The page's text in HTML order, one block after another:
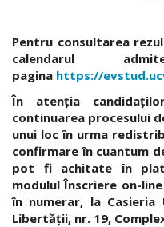
Pentru consultarea
calendarul
pagina https://
În atenția
continuarea procesului
unui loc în urma
confirmare în cuantum
pot fi achitate în
modulul Înscriere on-
în numerar, la
Libertății, nr. 19,